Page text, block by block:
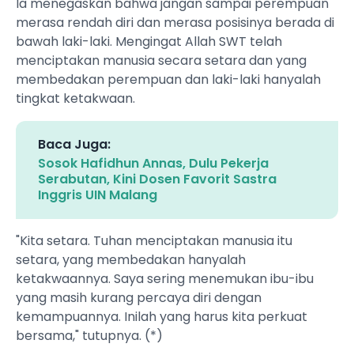
Ia menegaskan bahwa jangan sampai perempuan
merasa rendah diri dan merasa posisinya berada di
bawah laki-laki. Mengingat Allah SWT telah
menciptakan manusia secara setara dan yang
membedakan perempuan dan laki-laki hanyalah
tingkat ketakwaan.
Baca Juga:
Sosok Hafidhun Annas, Dulu Pekerja
Serabutan, Kini Dosen Favorit Sastra
Inggris UIN Malang
"Kita setara. Tuhan menciptakan manusia itu
setara, yang membedakan hanyalah
ketakwaannya. Saya sering menemukan ibu-ibu
yang masih kurang percaya diri dengan
kemampuannya. Inilah yang harus kita perkuat
bersama," tutupnya. (*)